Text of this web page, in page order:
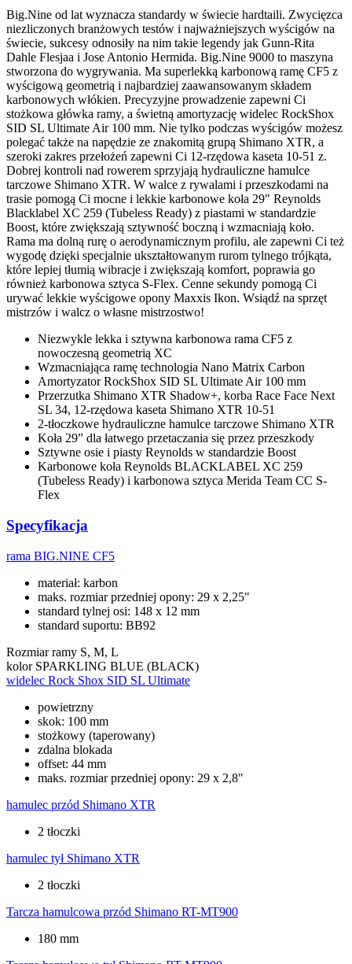
Big.Nine od lat wyznacza standardy w świecie hardtaili. Zwycięzca
niezliczonych branżowych testów i najważniejszych wyścigów na
świecie, sukcesy odnosiły na nim takie legendy jak Gunn-Rita
Dahle Flesjaa i Jose Antonio Hermida. Big.Nine 9000 to maszyna
stworzona do wygrywania. Ma superlekką karbonową ramę CF5 z
wyścigową geometrią i najbardziej zaawansowanym składem
karbonowych włókien. Precyzyjne prowadzenie zapewni Ci
stożkowa główka ramy, a świetną amortyzację widelec RockShox
SID SL Ultimate Air 100 mm. Nie tylko podczas wyścigów możesz
polegać także na napędzie ze znakomitą grupą Shimano XTR, a
szeroki zakres przełożeń zapewni Ci 12-rzędowa kaseta 10-51 z.
Dobrej kontroli nad rowerem sprzyjają hydrauliczne hamulce
tarczowe Shimano XTR. W walce z rywalami i przeszkodami na
trasie pomogą Ci mocne i lekkie karbonowe koła 29" Reynolds
Blacklabel XC 259 (Tubeless Ready) z piastami w standardzie
Boost, które zwiększają sztywność boczną i wzmacniają koło.
Rama ma dolną rurę o aerodynamicznym profilu, ale zapewni Ci też
wygodę dzięki specjalnie ukształtowanym rurom tylnego trójkąta,
które lepiej tłumią wibracje i zwiększają komfort, poprawia go
również karbonowa sztyca S-Flex. Cenne sekundy pomogą Ci
urywać lekkie wyścigowe opony Maxxis Ikon. Wsiądź na sprzęt
mistrzów i walcz o własne mistrzostwo!
Niezwykle lekka i sztywna karbonowa rama CF5 z
nowoczesną geometrią XC
Wzmacniająca ramę technologia Nano Matrix Carbon
Amortyzator RockShox SID SL Ultimate Air 100 mm
Przerzutka Shimano XTR Shadow+, korba Race Face Next
SL 34, 12-rzędowa kaseta Shimano XTR 10-51
2-tłoczkowe hydrauliczne hamulce tarczowe Shimano XTR
Koła 29” dla łatwego przetaczania się przez przeszkody
Sztywne osie i piasty Reynolds w standardzie Boost
Karbonowe koła Reynolds BLACKLABEL XC 259
(Tubeless Ready) i karbonowa sztyca Merida Team CC S-
Flex
Specyfikacja
rama BIG.NINE CF5
materiał: karbon
maks. rozmiar przedniej opony: 29 x 2,25"
standard tylnej osi: 148 x 12 mm
standard suportu: BB92
Rozmiar ramy S, M, L
kolor SPARKLING BLUE (BLACK)
widelec Rock Shox SID SL Ultimate
powietrzny
skok: 100 mm
stożkowy (taperowany)
zdalna blokada
offset: 44 mm
maks. rozmiar przedniej opony: 29 x 2,8"
hamulec przód Shimano XTR
2 tłoczki
hamulec tył Shimano XTR
2 tłoczki
Tarcza hamulcowa przód Shimano RT-MT900
180 mm